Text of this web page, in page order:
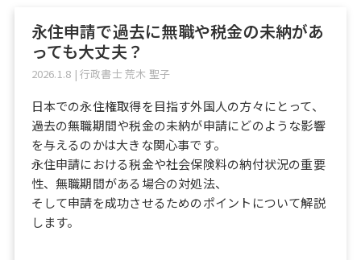
永住申請で過去に無職や税金の未納があ
っても大丈夫？
2026.1.8 | 行政書士 荒木 聖子
日本での永住権取得を目指す外国人の方々にとって、
過去の無職期間や税金の未納が申請にどのような影響
を与えるのかは大きな関心事です。
永住申請における税金や社会保険料の納付状況の重要
性、無職期間がある場合の対処法、
そして申請を成功させるためのポイントについて解説
します。